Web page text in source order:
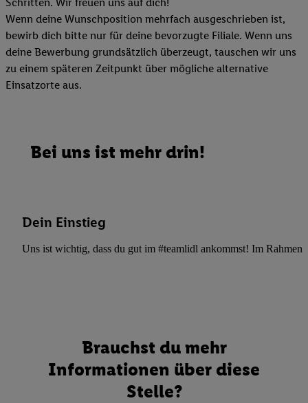
Wenn deine Wunschposition mehrfach ausgeschrieben ist,
bewirb dich bitte nur für deine bevorzugte Filiale. Wenn uns
deine Bewerbung grundsätzlich überzeugt, tauschen wir uns
zu einem späteren Zeitpunkt über mögliche alternative
Einsatzorte aus.
Bei uns ist mehr drin!
Dein Einstieg
Uns ist wichtig, dass du gut im #teamlidl ankommst! Im Rahmen
Brauchst du mehr
Informationen über diese
Stelle?